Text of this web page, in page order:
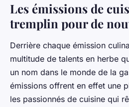
Les émissions de
tremplin pour de
Derrière chaque émission
multitude de talents en herbe
un nom dans le monde de la
émissions offrent en effet une
les passionnés de cuisine qui